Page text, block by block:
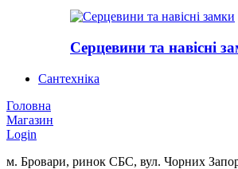
Серцевини та навісні
Сантехніка
Головна
Магазин
Login
м. Бровари, ринок СБС, вул. Чорних